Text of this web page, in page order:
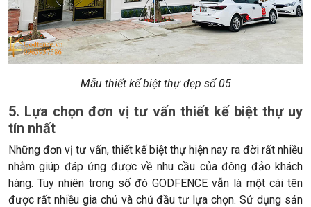
Mẫu thiết kế biệt thự đẹp số 05
5. Lựa chọn đơn vị tư vấn thiết kế biệt thự uy
tín nhất
Những đơn vị tư vấn, thiết kế biệt thự hiện nay ra đời rất nhiều
nhằm giúp đáp ứng được về nhu cầu của đông đảo khách
hàng. Tuy nhiên trong số đó GODFENCE vẫn là một cái tên
được rất nhiều gia chủ và chủ đầu tư lựa chọn. Sử dụng sản